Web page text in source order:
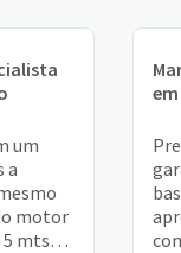
um
a
motor
mts